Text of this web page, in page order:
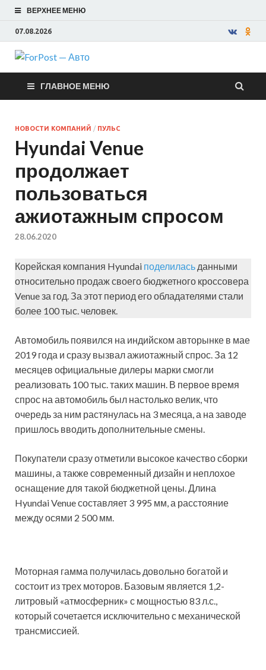
ВЕРХНЕЕ МЕНЮ
07.08.2026
ForPost —
Авто
ГЛАВНОЕ МЕНЮ
НОВОСТИ КОМПАНИЙ / ПУЛЬС
Hyundai Venue
продолжает
пользоваться
ажиотажным спросом
28.06.2020
Корейская компания Hyundai поделилась данными
относительно продаж своего бюджетного кроссовера
Venue за год. За этот период его обладателями стали
более 100 тыс. человек.
Автомобиль появился на индийском авторынке в мае
2019 года и сразу вызвал ажиотажный спрос. За 12
месяцев официальные дилеры марки смогли
реализовать 100 тыс. таких машин. В первое время
спрос на автомобиль был настолько велик, что
очередь за ним растянулась на 3 месяца, а на заводе
пришлось вводить дополнительные смены.
Покупатели сразу отметили высокое качество сборки
машины, а также современный дизайн и неплохое
оснащение для такой бюджетной цены. Длина
Hyundai Venue составляет 3 995 мм, а расстояние
между осями 2 500 мм.
Моторная гамма получилась довольно богатой и
состоит из трех моторов. Базовым является 1,2-
литровый «атмосферник» с мощностью 83 л.с.,
который сочетается исключительно с механической
трансмиссией.